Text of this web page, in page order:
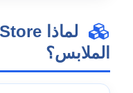
الملابس؟